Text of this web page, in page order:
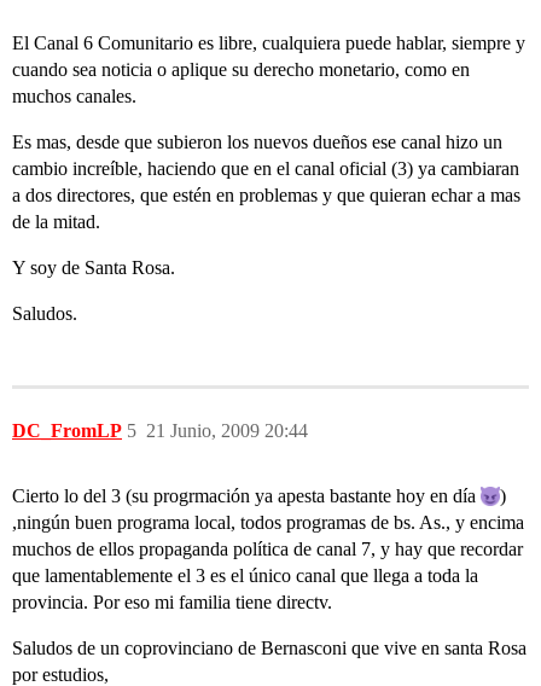
El Canal 6 Comunitario es libre, cualquiera puede hablar, siempre y
cuando sea noticia o aplique su derecho monetario, como en
muchos canales.
Es mas, desde que subieron los nuevos dueños ese canal hizo un
cambio increíble, haciendo que en el canal oficial (3) ya cambiaran
a dos directores, que estén en problemas y que quieran echar a mas
de la mitad.
Y soy de Santa Rosa.
Saludos.
DC_FromLP 21 Junio, 2009 20:44
5
Cierto lo del 3 (su progrmación ya apesta bastante hoy en día
)
,ningún buen programa local, todos programas de bs. As., y encima
muchos de ellos propaganda política de canal 7, y hay que recordar
que lamentablemente el 3 es el único canal que llega a toda la
provincia. Por eso mi familia tiene directv.
Saludos de un coprovinciano de Bernasconi que vive en santa Rosa
por estudios,